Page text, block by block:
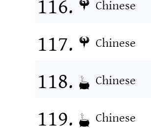
Chinese
Chinese
Chinese
Chinese